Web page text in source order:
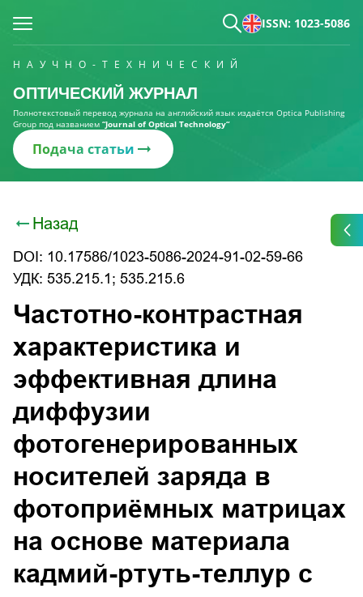
ISSN: 1023-5086
НАУЧНО-ТЕХНИЧЕСКИЙ
ОПТИЧЕСКИЙ ЖУРНАЛ
Полнотекстовый перевод журнала на английский язык издаётся Optica Publishing
Group под названием “Journal of Optical Technology“
Подача статьи
Назад
DOI: 10.17586/1023-5086-2024-91-02-59-66
УДК: 535.215.1; 535.215.6
Частотно-контрастная
характеристика и
эффективная длина
диффузии
фотогенерированных
носителей заряда в
фотоприёмных матрицах
на основе материала
кадмий-ртуть-теллур с